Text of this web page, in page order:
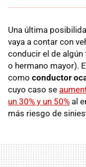
Una última
vaya a contar con
conducir el de
o hermano mayor).
como conductor
cuyo caso se
un 30% y un 50% al
más riesgo de